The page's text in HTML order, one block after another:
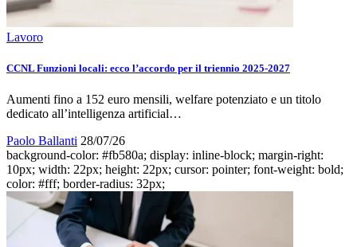
Lavoro
CCNL Funzioni locali: ecco l’accordo per il triennio 2025-2027
Aumenti fino a 152 euro mensili, welfare potenziato e un titolo
dedicato all’intelligenza artificial…
Paolo Ballanti 28/07/26
background-color: #fb580a; display: inline-block; margin-right:
10px; width: 22px; height: 22px; cursor: pointer; font-weight: bold;
color: #fff; border-radius: 32px;